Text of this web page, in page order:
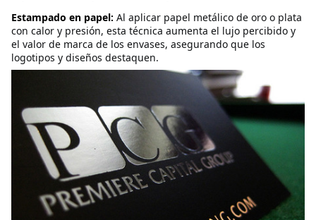
Estampado en papel: Al aplicar papel metálico de oro o plata
con calor y presión, esta técnica aumenta el lujo percibido y
el valor de marca de los envases, asegurando que los
logotipos y diseños destaquen.